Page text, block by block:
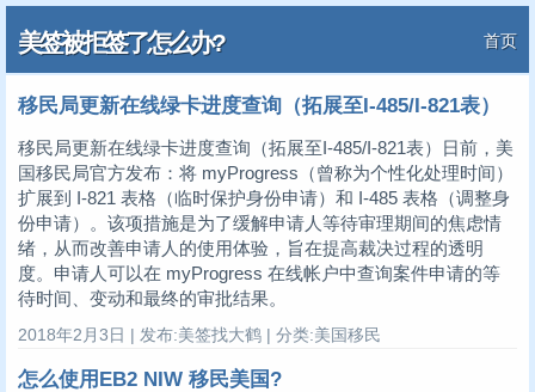
美签被拒签了怎么办? 首页
移民局更新在线绿卡进度查询（拓展至I-485/I-821表）
移民局更新在线绿卡进度查询（拓展至I-485/I-821表）日前，美
国移民局官方发布：将 myProgress（曾称为个性化处理时间）
扩展到 I-821 表格（临时保护身份申请）和 I-485 表格（调整身
份申请）。该项措施是为了缓解申请人等待审理期间的焦虑情
绪，从而改善申请人的使用体验，旨在提高裁决过程的透明
度。申请人可以在 myProgress 在线帐户中查询案件申请的等
待时间、变动和最终的审批结果。
2018年2月3日 | 发布:美签找大鹤 | 分类:美国移民
怎么使用EB2 NIW 移民美国?